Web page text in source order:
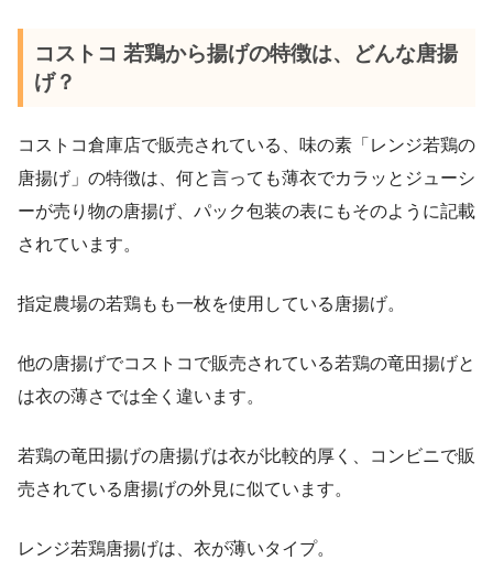
コストコ 若鶏から揚げの特徴は、どんな唐揚
げ？
コストコ倉庫店で販売されている、味の素「レンジ若鶏の
唐揚げ」の特徴は、何と言っても薄衣でカラッとジューシ
ーが売り物の唐揚げ、パック包装の表にもそのように記載
されています。
指定農場の若鶏もも一枚を使用している唐揚げ。
他の唐揚げでコストコで販売されている若鶏の竜田揚げと
は衣の薄さでは全く違います。
若鶏の竜田揚げの唐揚げは衣が比較的厚く、コンビニで販
売されている唐揚げの外見に似ています。
レンジ若鶏唐揚げは、衣が薄いタイプ。